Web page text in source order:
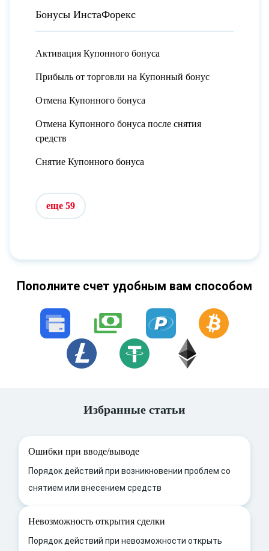
Бонусы ИнстаФорекс
Активация Купонного бонуса
Прибыль от торговли на Купонный бонус
Отмена Купонного бонуса
Отмена Купонного бонуса после снятия
средств
Снятие Купонного бонуса
еще 59
Пополните счет удобным вам способом
Избранные статьи
Ошибки при вводе/выводе
Порядок действий при возникновении проблем со
снятием или внесением средств
Невозможность открытия сделки
Порядок действий при невозможности открыть